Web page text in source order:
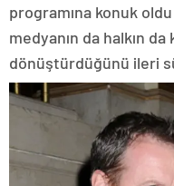
programına konuk
medyanın da halkın
dönüştürdüğünü ileri